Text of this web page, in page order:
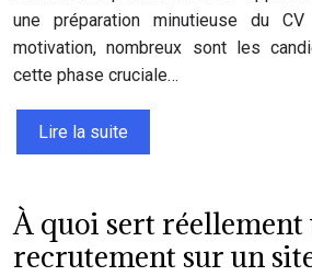
une préparation minutieuse du
motivation, nombreux sont les
cette phase cruciale…
Lire la suite
À quoi sert réellement
recrutement sur un